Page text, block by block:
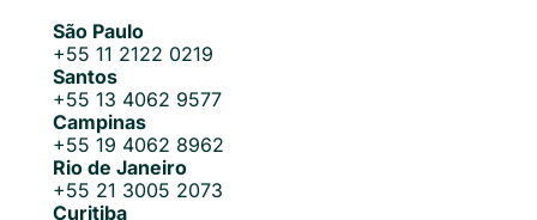
São Paulo
+55 11 2122 0219
Santos
+55 13 4062 9577
Campinas
+55 19 4062 8962
Rio de Janeiro
+55 21 3005 2073
Curitiba